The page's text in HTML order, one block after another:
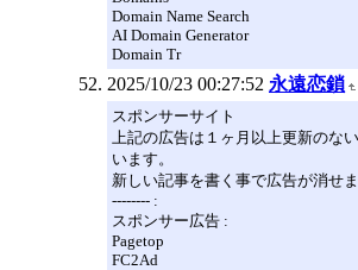
Domain Name Search
AI Domain Generator
Domain Tr
2025/10/23 00:27:52 永遠恋鎖
スポンサーサイト
上記の広告は１ヶ月以上更新のな
います。
新しい記事を書く事で広告が消せま
-------- :
スポンサー広告 :
Pagetop
FC2Ad